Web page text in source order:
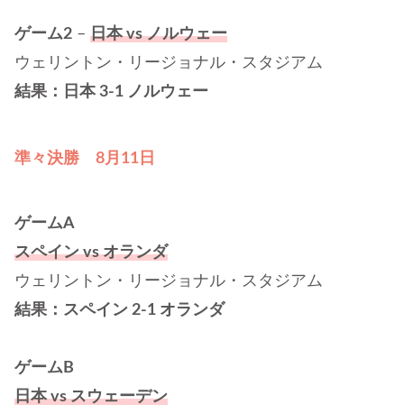
ゲーム2 – 日本 vs ノルウェー
ウェリントン・リージョナル・スタジアム
結果：日本 3-1 ノルウェー
準々決勝 8月11日
ゲームA
スペイン vs オランダ
ウェリントン・リージョナル・スタジアム
結果：スペイン 2-1 オランダ
ゲームB
日本 vs スウェーデン